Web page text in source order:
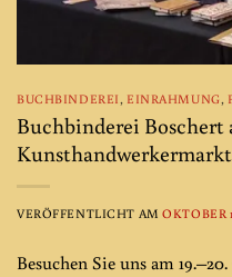
BUCHBINDEREI ,EINRAHMUNG ,
Buchbinderei Boschert
VERÖFFENTLICHT AMOKTOBER
Besuchen Sie uns am